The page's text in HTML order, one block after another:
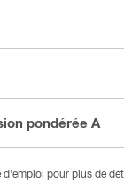
pondérée A
pour plus de